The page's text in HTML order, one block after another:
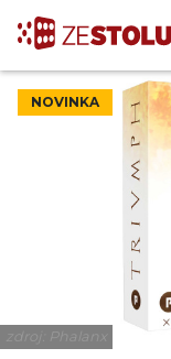
NOVINKA
zdroj: Phalanx